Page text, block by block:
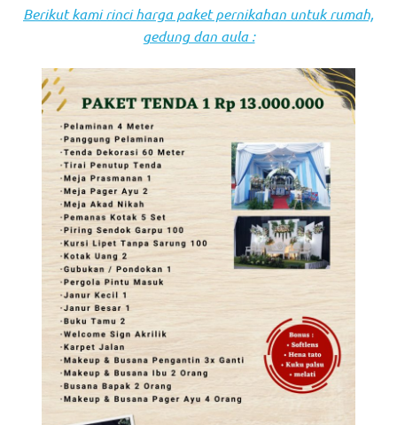
Berikut kami rinci harga paket pernikahan untuk rumah,
gedung dan aula :